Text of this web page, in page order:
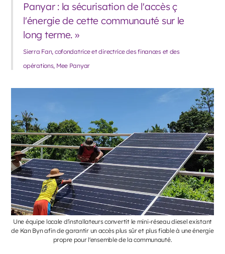
Panyar : la sécurisation de l'accès ç
l'énergie de cette communauté sur le
long terme. »
Sierra Fan, cofondatrice et directrice des finances et des
opérations, Mee Panyar
Une équipe locale d'installateurs convertit le mini-réseau diesel existant
de Kan Byn afin de garantir un accès plus sûr et plus fiable à une énergie
propre pour l'ensemble de la communauté.